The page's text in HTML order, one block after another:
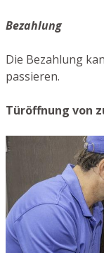
Bezahlung
Die Bezahlung
passieren.
Türöffnung von